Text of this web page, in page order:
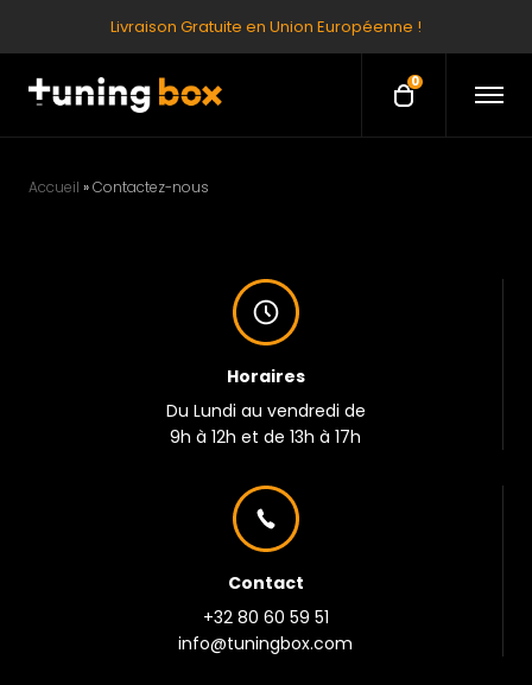
Livraison Gratuite en Union Européenne !
O
e
0
O
e
Accueil »Contactez-nous
Horaires
Du Lundi au vendredi de
9h à 12h et de 13h à 17h
Contact
+32 80 60 59 51
info@tuningbox.com